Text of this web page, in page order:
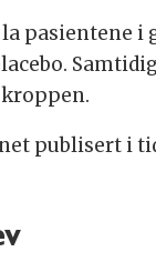
pasientene i
publisert i